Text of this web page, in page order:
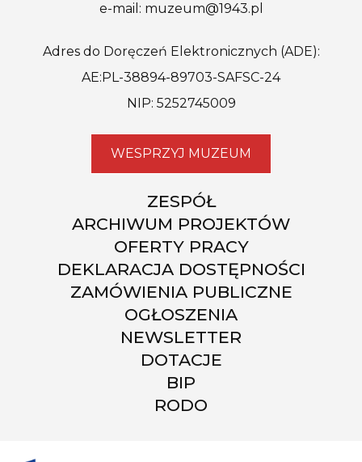
e-mail: muzeum@1943.pl
Adres do Doręczeń Elektronicznych (ADE):
AE:PL-38894-89703-SAFSC-24
NIP: 5252745009
WESPRZYJ MUZEUM
ZESPÓŁ
ARCHIWUM PROJEKTÓW
OFERTY PRACY
DEKLARACJA DOSTĘPNOŚCI
ZAMÓWIENIA PUBLICZNE
OGŁOSZENIA
NEWSLETTER
DOTACJE
BIP
RODO